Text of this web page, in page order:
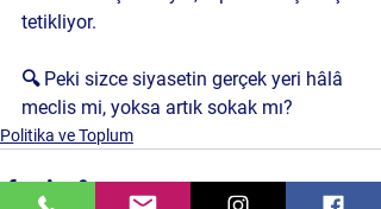
tetikliyor.
🔍 Peki sizce siyasetin gerçek yeri hâlâ
meclis mi, yoksa artık sokak mı?
Politika ve Toplum